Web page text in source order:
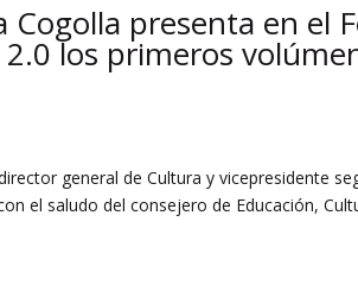
Cogolla presenta en el
los primeros
general de Cultura y vicepresidente
el saludo del consejero de Educación,